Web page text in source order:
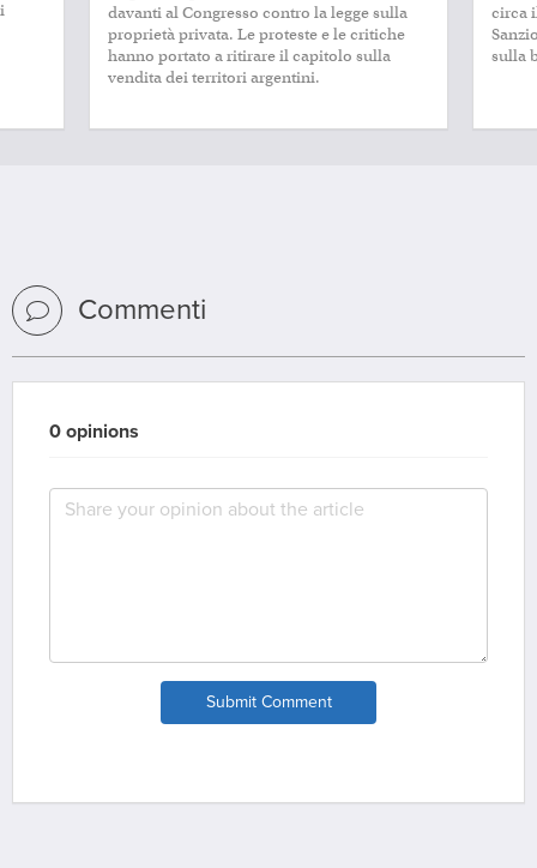
davanti al Congresso contro la legge sulla
proprietà privata. Le proteste e le critiche
hanno portato a ritirare il capitolo sulla
vendita dei territori argentini.
circa
sulla
Commenti
0 opinions
Submit Comment